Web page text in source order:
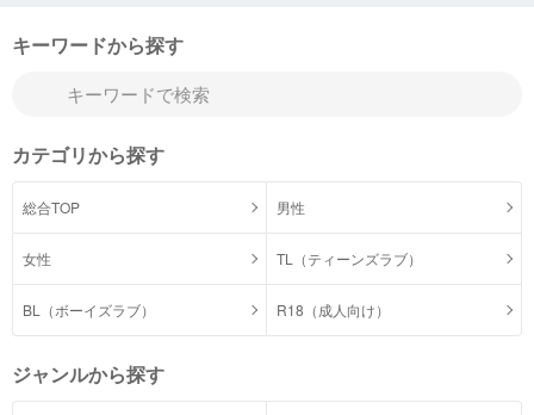
キーワードから探す
カテゴリから探す
総合TOP 男性
女性 TL（ティーンズラブ）
BL（ボーイズラブ） R18（成人向け）
ジャンルから探す